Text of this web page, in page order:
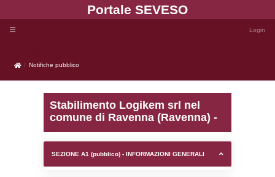
Portale
Notifiche pubblico
Notifiche pubblico
Stabilimento Logikem